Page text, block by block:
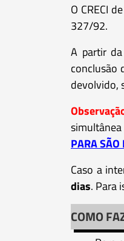
O CRECI
327/92.
A partir
conclusão
devolvido,
PARA SÃO
Caso a
dias. Para
COMO